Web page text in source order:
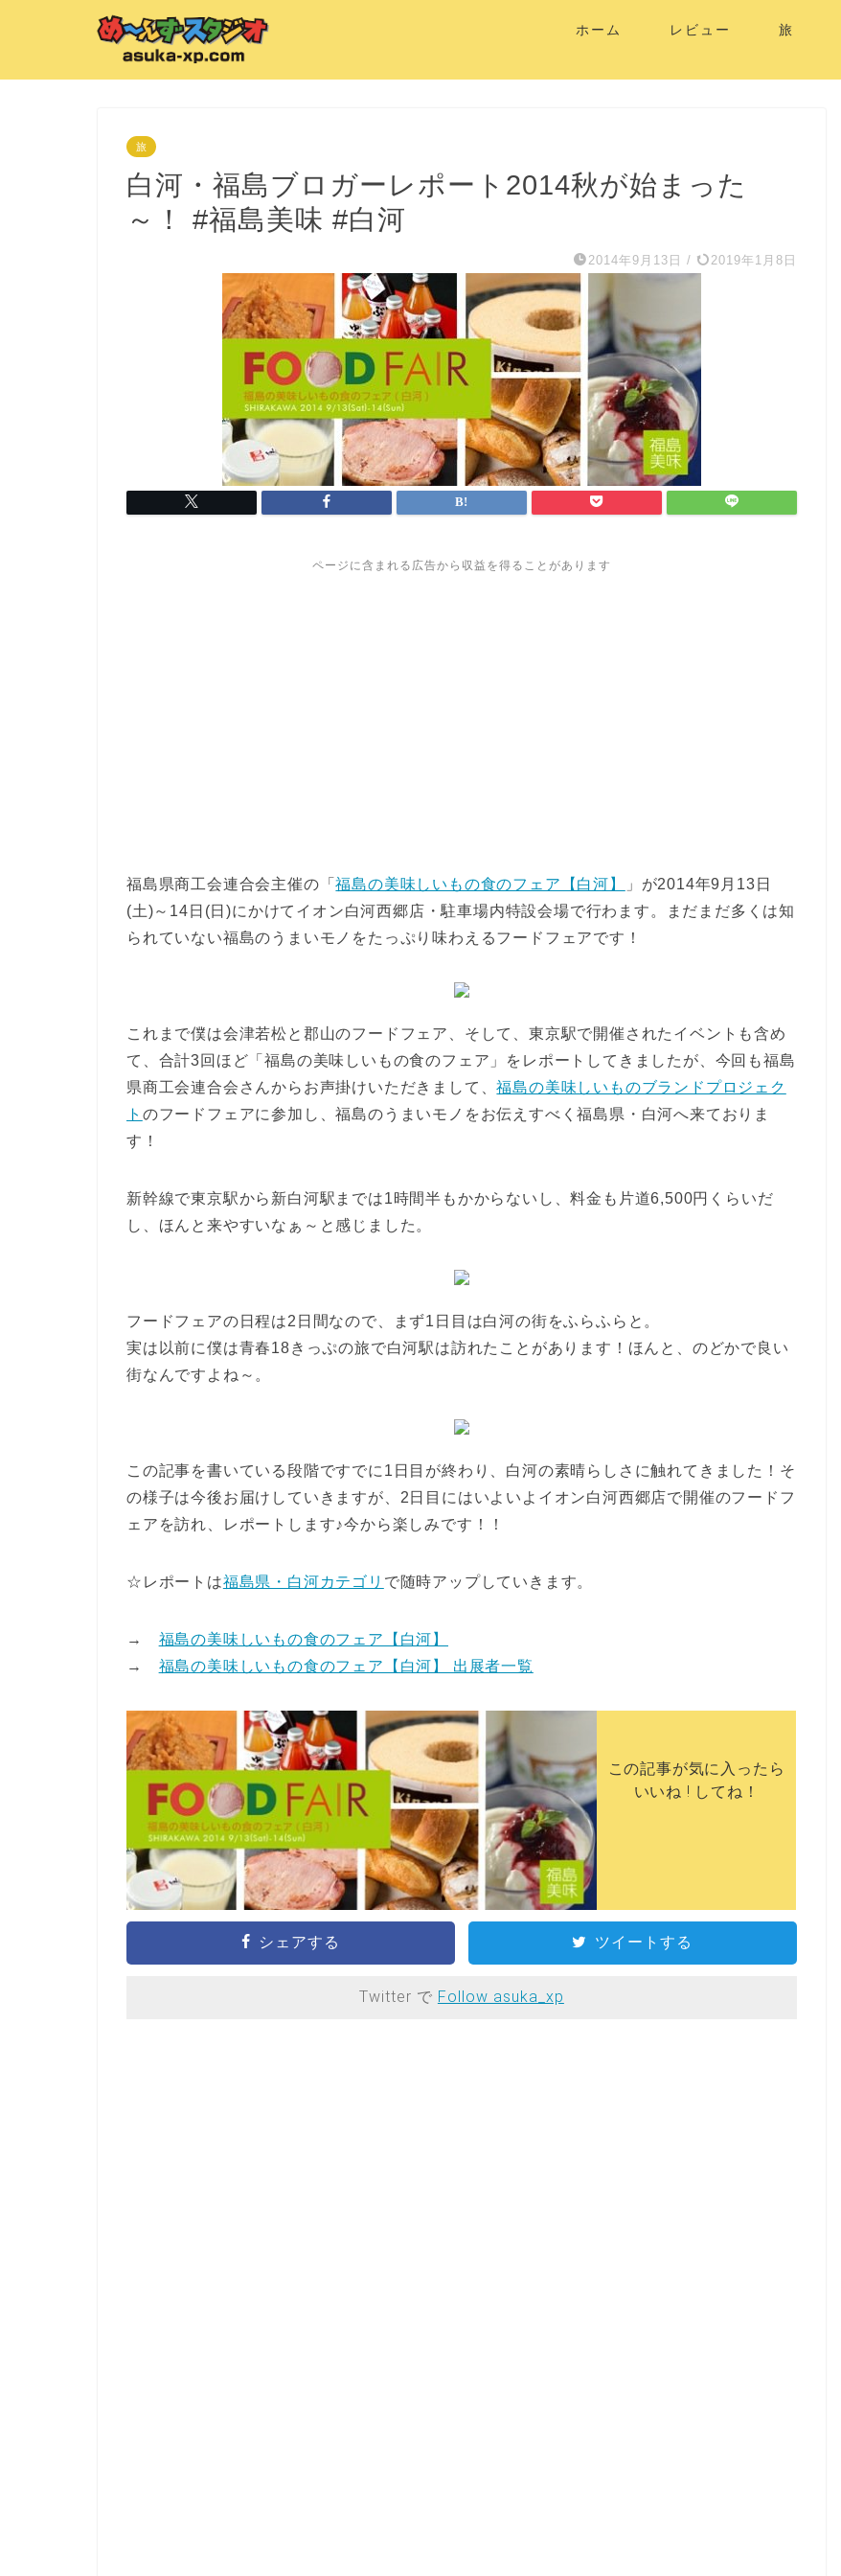
ホーム レビュー 旅
旅
白河・福島ブロガーレポート2014秋が始まった
～！ #福島美味 #白河
2014年9月13日 / 2019年1月8日
ページに含まれる広告から収益を得ることがあります
福島県商工会連合会主催の「福島の美味しいもの食のフェア【白河】
」が2014年9月13日
(土)～14日(日)にかけてイオン白河西郷店・駐車場内特設会場で行わます。まだまだ多くは知
られていない福島のうまいモノをたっぷり味わえるフードフェアです！
これまで僕は会津若松と郡山のフードフェア、そして、東京駅で開催されたイベントも含め
て、合計3回ほど「福島の美味しいもの食のフェア」をレポートしてきましたが、今回も福島
県商工会連合会さんからお声掛けいただきまして、福島の美味しいものブランドプロジェク
ト のフードフェアに参加し、福島のうまいモノをお伝えすべく福島県・白河へ来ておりま
す！
新幹線で東京駅から新白河駅までは1時間半もかからないし、料金も片道6,500円くらいだ
し、ほんと来やすいなぁ～と感じました。
フードフェアの日程は2日間なので、まず1日目は白河の街をふらふらと。
実は以前に僕は青春18きっぷの旅で白河駅は訪れたことがあります！ほんと、のどかで良い
街なんですよね～。
この記事を書いている段階ですでに1日目が終わり、白河の素晴らしさに触れてきました！そ
の様子は今後お届けしていきますが、2日目にはいよいよイオン白河西郷店で開催のフードフ
ェアを訪れ、レポートします♪今から楽しみです！！
☆レポートは福島県・白河カテゴリ で随時アップしていきます。
→ 福島の美味しいもの食のフェア【白河】
→ 福島の美味しいもの食のフェア【白河】 出展者一覧
この記事が気に入ったら
いいね ! してね！
シェアする ツイートする
Twitter で Follow asuka_xp